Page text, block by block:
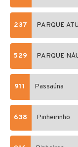
237 PARQUE
529 PARQUE
911 Passaúna
638 Pinheirinho